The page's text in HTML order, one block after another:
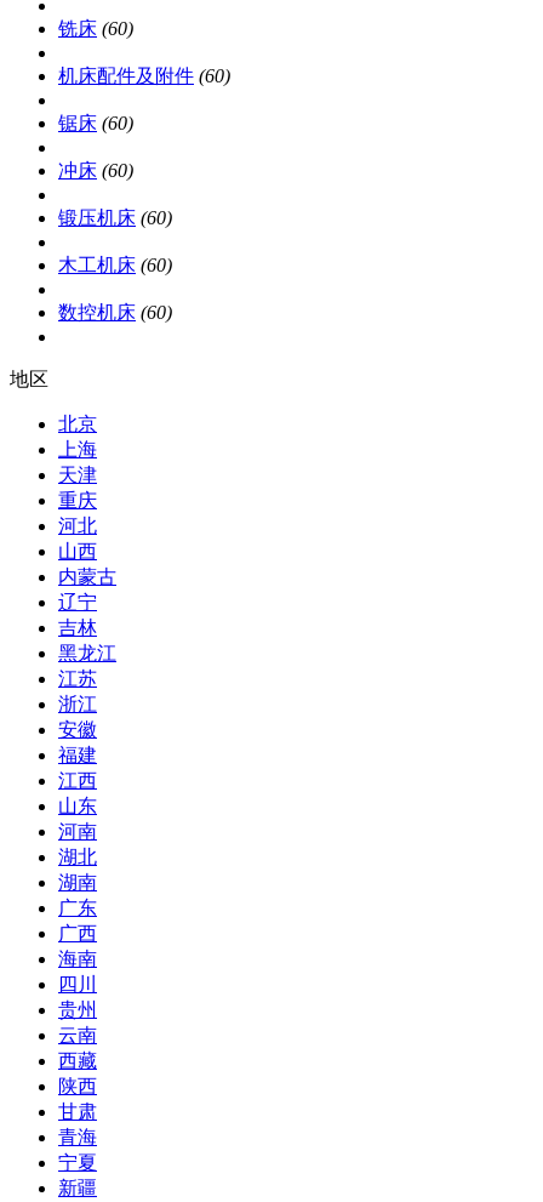
铣床 (60)
机床配件及附件 (60)
锯床 (60)
冲床 (60)
锻压机床 (60)
木工机床 (60)
数控机床 (60)
地区
北京
上海
天津
重庆
河北
山西
内蒙古
辽宁
吉林
黑龙江
江苏
浙江
安徽
福建
江西
山东
河南
湖北
湖南
广东
广西
海南
四川
贵州
云南
西藏
陕西
甘肃
青海
宁夏
新疆